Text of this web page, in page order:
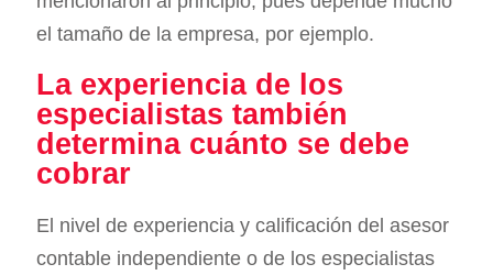
el tamaño de la empresa, por ejemplo.
La experiencia de los
especialistas también
determina cuánto se debe
cobrar
El nivel de experiencia y calificación del asesor
contable independiente o de los especialistas